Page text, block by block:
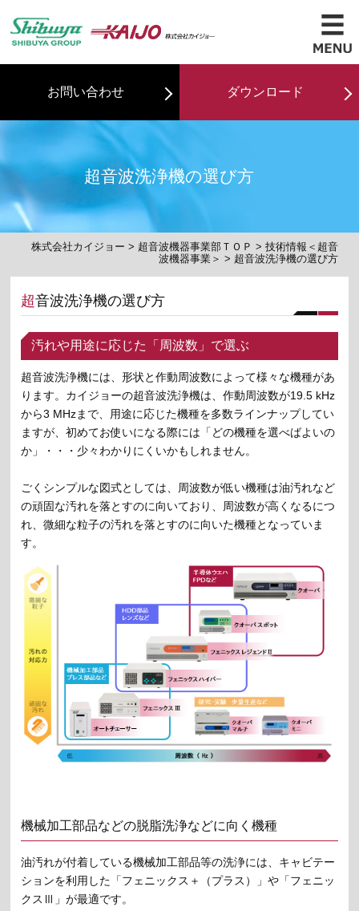
お問い合わせ ダウンロード
株式会社カイジョー > 超音波機器事業部ＴＯＰ > 技術情報＜超音
波機器事業＞ > 超音波洗浄機の選び方
超音波洗浄機の選び方
超音波洗浄機の選び方
汚れや用途に応じた「周波数」で選ぶ
超音波洗浄機には、形状と作動周波数によって様々な機種があ
ります。カイジョーの超音波洗浄機は、作動周波数が19.5 kHz
から3 MHzまで、用途に応じた機種を多数ラインナップしてい
ますが、初めてお使いになる際には「どの機種を選べばよいの
か」・・・少々わかりにくいかもしれません。
ごくシンプルな図式としては、周波数が低い機種は油汚れなど
の頑固な汚れを落とすのに向いており、周波数が高くなるにつ
れ、微細な粒子の汚れを落とすのに向いた機種となっていま
す。
機械加工部品などの脱脂洗浄などに向く機種
油汚れが付着している機械加工部品等の洗浄には、キャビテー
ションを利用した「フェニックス＋（プラス）」や「フェニッ
クスⅢ」が最適です。